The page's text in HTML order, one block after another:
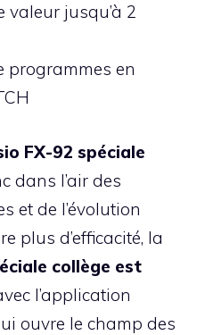
valeur jusqu’à 2
programmes en
FX-92 spéciale
dans l’air des
et de l’évolution
plus d’efficacité, la
collège est
l’application
ouvre le champ des